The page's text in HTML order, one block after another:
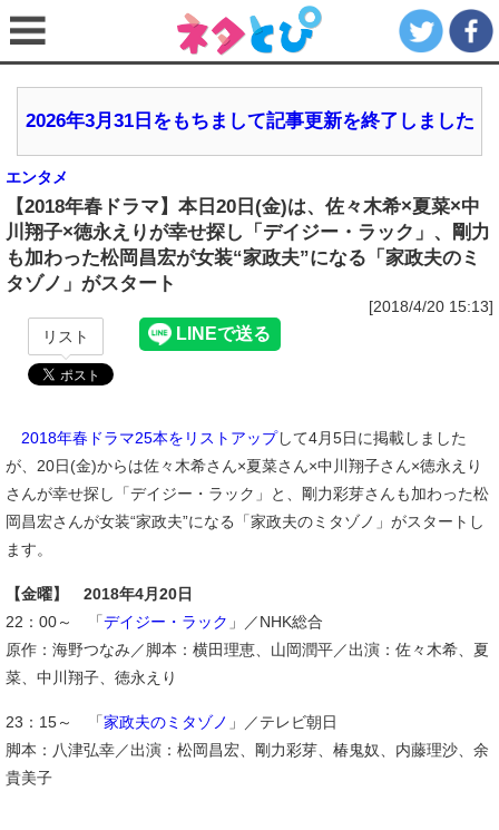
2026年3月31日をもちまして記事更新を終了しました
エンタメ
【2018年春ドラマ】本日20日(金)は、佐々木希×夏菜×中
川翔子×徳永えりが幸せ探し「デイジー・ラック」、剛力
も加わった松岡昌宏が女装“家政夫”になる「家政夫のミ
タゾノ」がスタート
[2018/4/20 15:13]
リスト
2018年春ドラマ25本をリストアップして4月5日に掲載しました
が、20日(金)からは佐々木希さん×夏菜さん×中川翔子さん×徳永えり
さんが幸せ探し「デイジー・ラック」と、剛力彩芽さんも加わった松
岡昌宏さんが女装“家政夫”になる「家政夫のミタゾノ」がスタートし
ます。
【金曜】 2018年4月20日
22：00～ 「デイジー・ラック 」／NHK総合
原作：海野つなみ／脚本：横田理恵、山岡潤平／出演：佐々木希、夏
菜、中川翔子、徳永えり
23：15～ 「家政夫のミタゾノ 」／テレビ朝日
脚本：八津弘幸／出演：松岡昌宏、剛力彩芽、椿鬼奴、内藤理沙、余
貴美子